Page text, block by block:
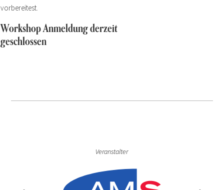
vorbereitest.
Workshop Anmeldung derzeit
geschlossen
Veranstalter